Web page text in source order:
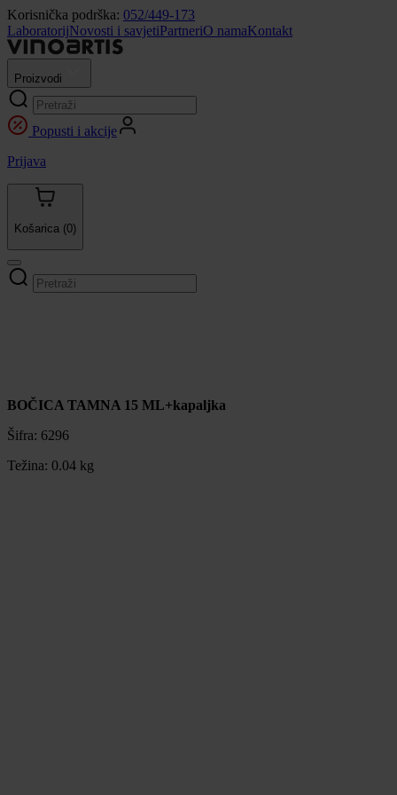
Korisnička podrška: 052/449-173
LaboratorijNovosti i savjetiPartneriO namaKontakt
Proizvodi
Popusti i akcije
Prijava
Košarica (0)
BOČICA TAMNA 15 ML+kapaljka
Šifra: 6296
Težina: 0.04 kg